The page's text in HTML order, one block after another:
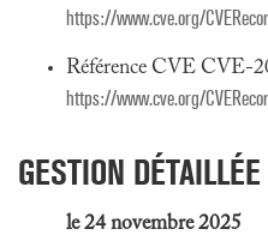
https://www.cve.org/
Référence CVE CVE-
https://www.cve.org/
GESTION
le 24 novembre 2025